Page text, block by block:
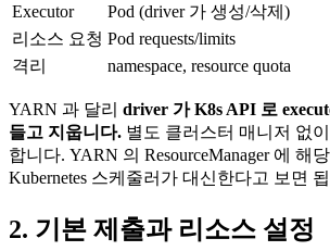
Executor
Pod (driver 가 생성/삭제)
리소스 요청 Pod requests/limits
격리
namespace, resource quota
YARN 과 달리 driver 가 K8s API 로
들고 지웁니다. 별도 클러스터 매니저 없
합니다. YARN 의 ResourceManager 에 해
Kubernetes 스케줄러가 대신한다고 보면
2. 기본 제출과 리소스 설정